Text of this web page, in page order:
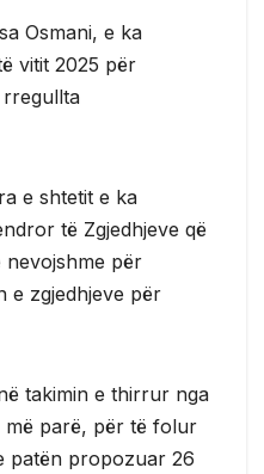
Osmani, e ka
vitit 2025 për
rregullta
e shtetit e ka
të Zgjedhjeve që
nevojshme për
e zgjedhjeve për
takimin e thirrur nga
më parë, për të folur
patën propozuar 26